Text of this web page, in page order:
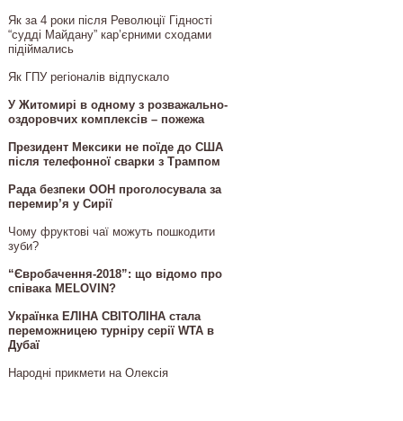
Як за 4 роки після Революції Гідності
“судді Майдану” кар’єрними сходами
підіймались
Як ГПУ регіоналів відпускало
У Житомирі в одному з розважально-
оздоровчих комплексів – пожежа
Президент Мексики не поїде до США
після телефонної сварки з Трампом
Рада безпеки ООН проголосувала за
перемир’я у Сирії
Чому фруктові чаї можуть пошкодити
зуби?
“Євробачення-2018”: що відомо про
співака MELOVIN?
Українка ЕЛІНА СВІТОЛІНА стала
переможницею турніру серії WTA в
Дубаї
Народні прикмети на Олексія